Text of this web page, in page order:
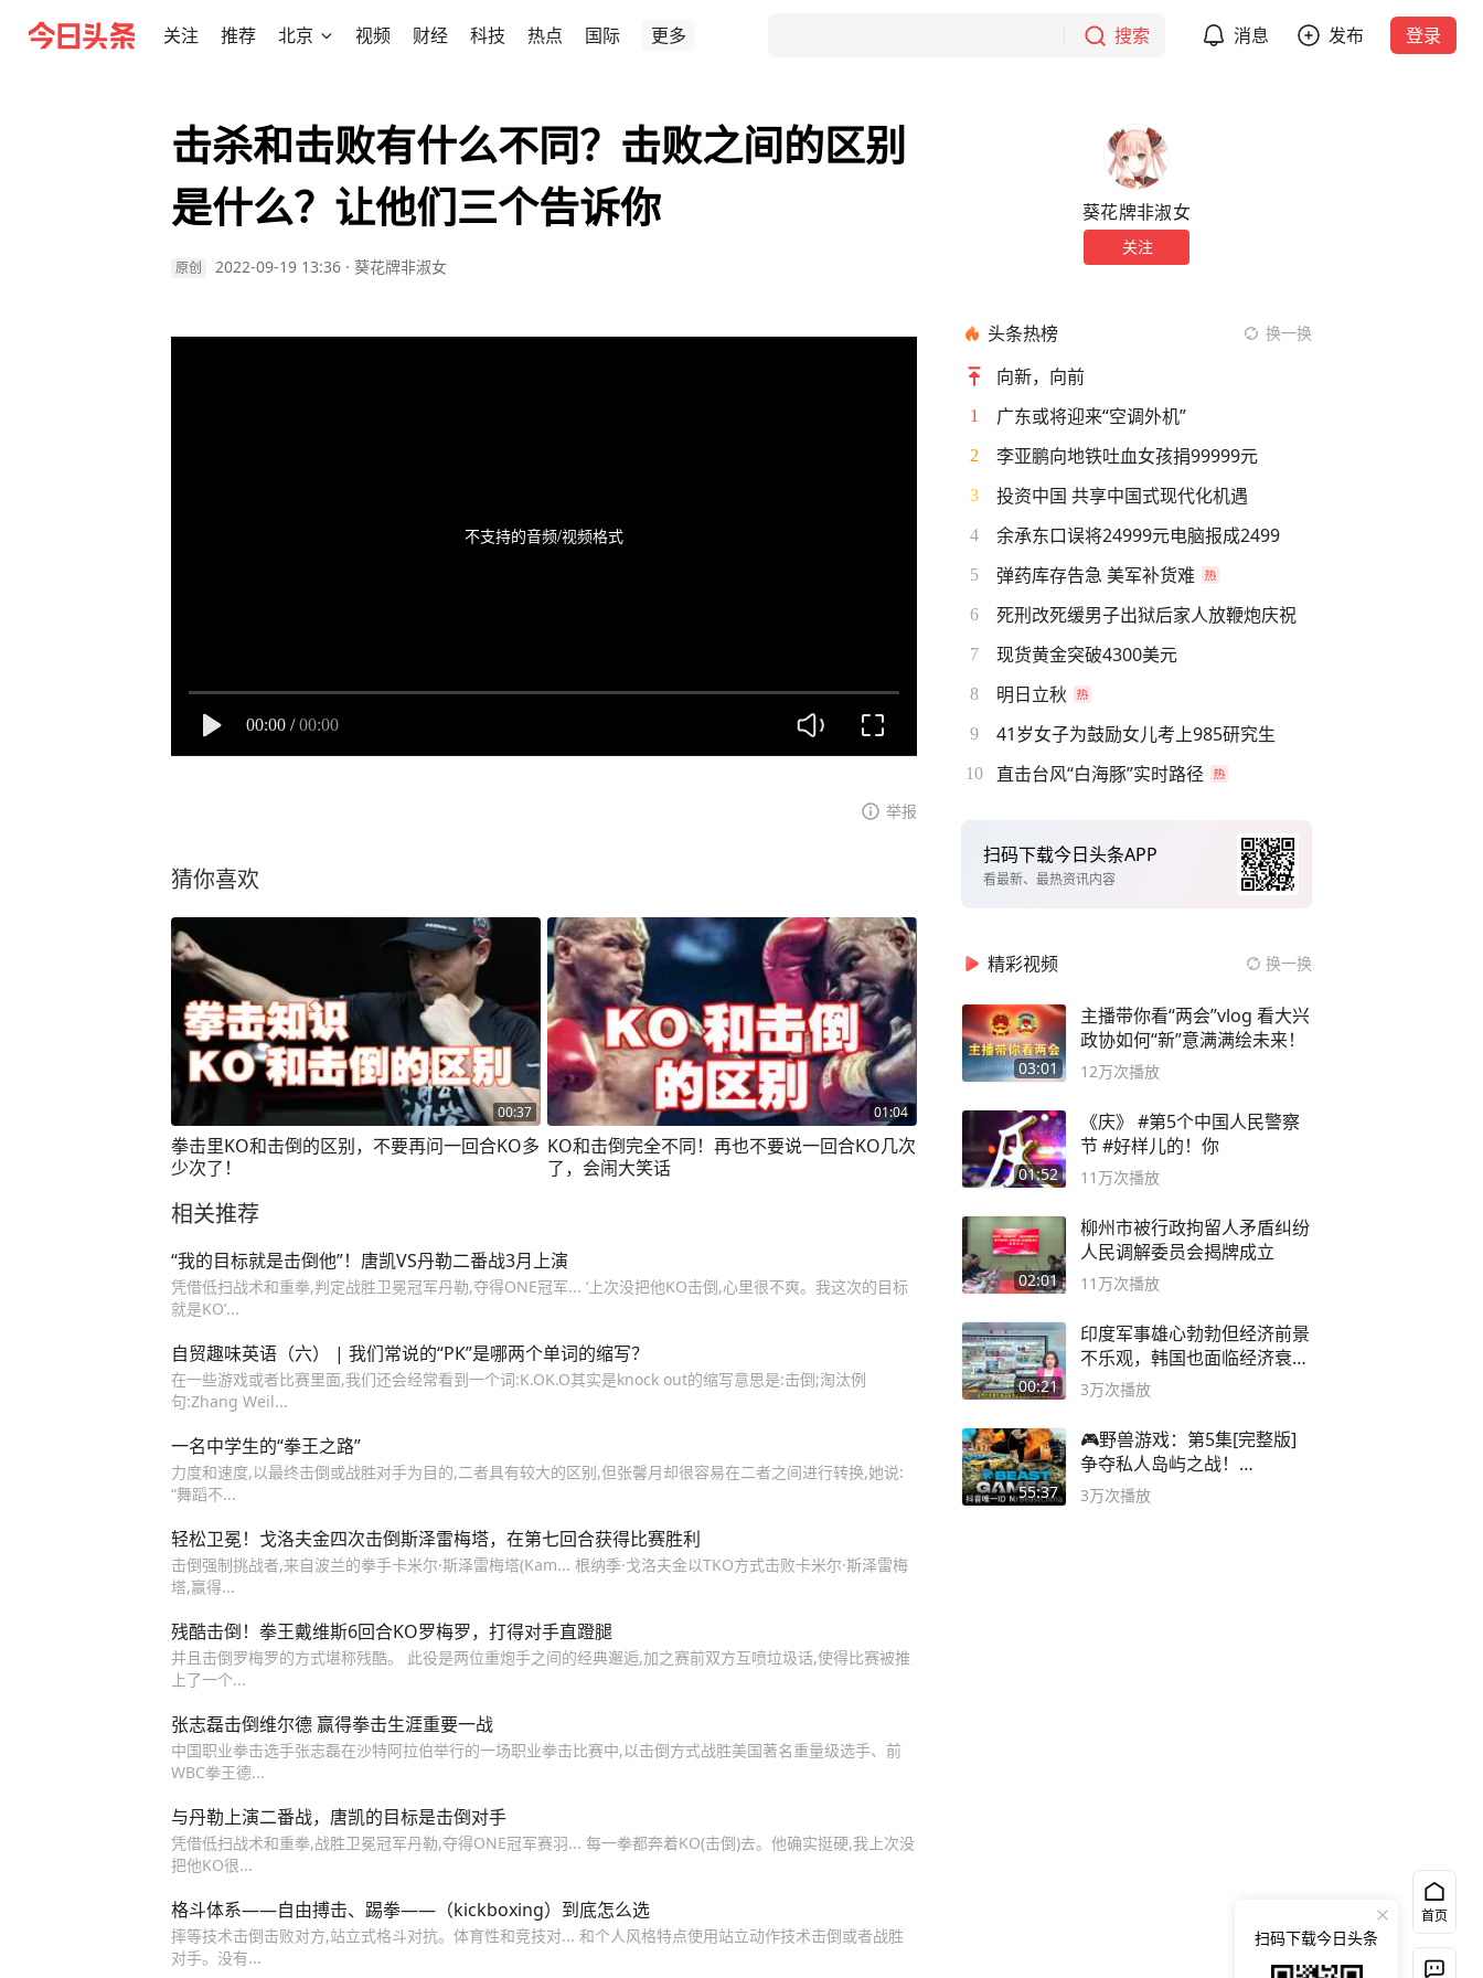
关注 推荐 北京 视频 财经 科技 热点 国际 更多 搜索 消息 发布 登录
击杀和击败有什么不同？击败之间的区别
是什么？让他们三个告诉你
原创 2022-09-19 13:36 · 葵花牌非淑女
不支持的音频/视频格式
00:00 / 00:00
举报
猜你喜欢
00:37
拳击里KO和击倒的区别，不要再问一回合KO多
少次了！
01:04
KO和击倒完全不同！再也不要说一回合KO几次
了，会闹大笑话
相关推荐
“我的目标就是击倒他”！唐凯VS丹勒二番战3月上演
凭借低扫战术和重拳,判定战胜卫冕冠军丹勒,夺得ONE冠军... ‘上次没把他KO击倒,心里很不爽。我这次的目标
就是KO’...
自贸趣味英语（六） | 我们常说的“PK”是哪两个单词的缩写？
在一些游戏或者比赛里面,我们还会经常看到一个词:K.OK.O其实是knock out的缩写意思是:击倒;淘汰例
句:Zhang Weil...
一名中学生的“拳王之路”
力度和速度,以最终击倒或战胜对手为目的,二者具有较大的区别,但张馨月却很容易在二者之间进行转换,她说:
“舞蹈不...
轻松卫冕！戈洛夫金四次击倒斯泽雷梅塔，在第七回合获得比赛胜利
击倒强制挑战者,来自波兰的拳手卡米尔·斯泽雷梅塔(Kam... 根纳季·戈洛夫金以TKO方式击败卡米尔·斯泽雷梅
塔,赢得...
残酷击倒！拳王戴维斯6回合KO罗梅罗，打得对手直蹬腿
并且击倒罗梅罗的方式堪称残酷。 此役是两位重炮手之间的经典邂逅,加之赛前双方互喷垃圾话,使得比赛被推
上了一个...
张志磊击倒维尔德 赢得拳击生涯重要一战
中国职业拳击选手张志磊在沙特阿拉伯举行的一场职业拳击比赛中,以击倒方式战胜美国著名重量级选手、前
WBC拳王德...
与丹勒上演二番战，唐凯的目标是击倒对手
凭借低扫战术和重拳,战胜卫冕冠军丹勒,夺得ONE冠军赛羽... 每一拳都奔着KO(击倒)去。他确实挺硬,我上次没
把他KO很...
格斗体系——自由搏击、踢拳——（kickboxing）到底怎么选
摔等技术击倒击败对方,站立式格斗对抗。体育性和竞技对... 和个人风格特点使用站立动作技术击倒或者战胜
对手。没有...
葵花牌非淑女
关注
头条热榜 换一换
向新，向前
1 广东或将迎来“空调外机”
2 李亚鹏向地铁吐血女孩捐99999元
3 投资中国 共享中国式现代化机遇
4 余承东口误将24999元电脑报成2499
5 弹药库存告急 美军补货难
6 死刑改死缓男子出狱后家人放鞭炮庆祝
7 现货黄金突破4300美元
8 明日立秋
9 41岁女子为鼓励女儿考上985研究生
10 直击台风“白海豚”实时路径
扫码下载今日头条APP
看最新、最热资讯内容
精彩视频 换一换
03:01
主播带你看“两会”vlog 看大兴
政协如何“新”意满满绘未来！
12万次播放
01:52
《庆》 #第5个中国人民警察
节 #好样儿的！你
11万次播放
02:01
柳州市被行政拘留人矛盾纠纷
人民调解委员会揭牌成立
11万次播放
00:21
印度军事雄心勃勃但经济前景
不乐观，韩国也面临经济衰退
风险
3万次播放
55:37
🎮野兽游戏：第5集[完整版]
争夺私人岛屿之战！
#MrBeastChina
3万次播放
首页
扫码下载今日头条